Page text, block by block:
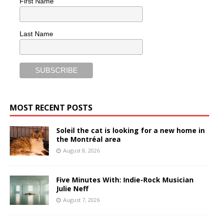
Last Name
MOST RECENT POSTS
Soleil the cat is looking for a new home in
the Montréal area
August 8, 2026
Five Minutes With: Indie-Rock Musician
Julie Neff
August 7, 2026